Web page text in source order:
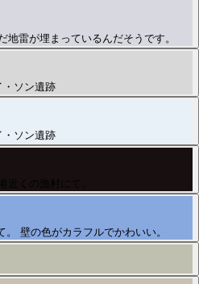
地雷が埋まっているんだそうです。
・ソン遺跡
・ソン遺跡
近くの漁村にて。
壁の色がカラフルでかわいい。